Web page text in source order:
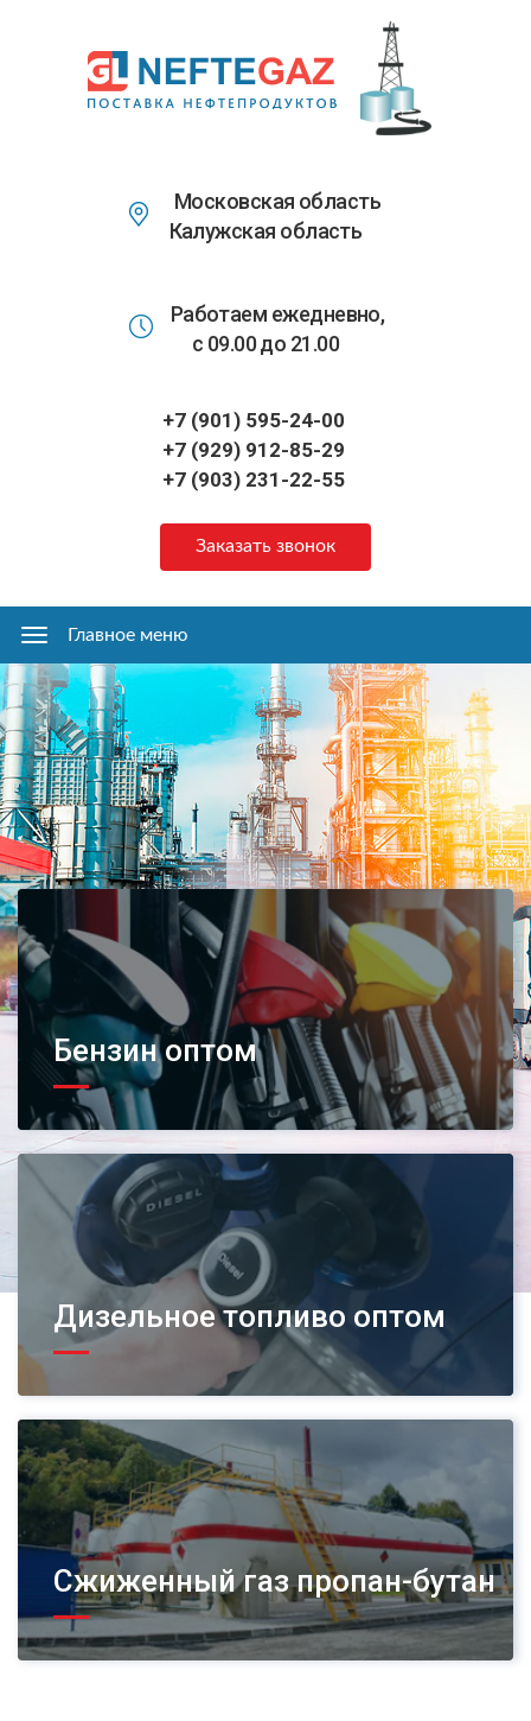
основному
содержанию
Московская область
Калужская область
Работаем ежедневно,
с 09.00 до 21.00
+7 (901) 595-24-00
+7 (929) 912-85-29
+7 (903) 231-22-55
Заказать звонок
Главное
меню
Главное меню
Бензин оптом
Дизельное топливо оптом
Сжиженный газ пропан-бутан